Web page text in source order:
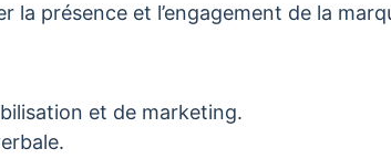
présence et l’engagement de la
et de marketing.